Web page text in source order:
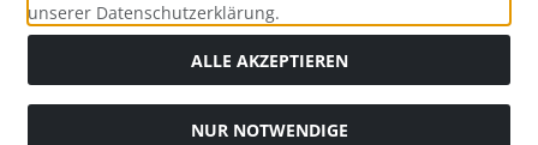
unserer Datenschutzerklärung.
ALLE AKZEPTIEREN
NUR NOTWENDIGE